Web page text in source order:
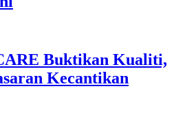
Buktikan Kualiti,
Kecantikan